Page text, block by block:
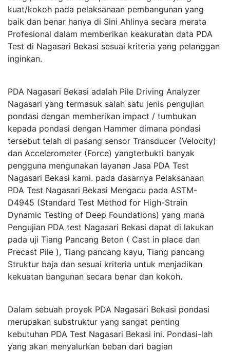
kuat/kokoh pada pelaksanaan pembangunan yang
baik dan benar hanya di Sini Ahlinya secara merata
Profesional dalam memberikan keakuratan data PDA
Test di Nagasari Bekasi sesuai kriteria yang pelanggan
inginkan.
PDA Nagasari Bekasi adalah Pile Driving Analyzer
Nagasari yang termasuk salah satu jenis pengujian
pondasi dengan memberikan impact / tumbukan
kepada pondasi dengan Hammer dimana pondasi
tersebut telah di pasang sensor Transducer (Velocity)
dan Accelerometer (Force) yangterbukti banyak
pengguna mengunakan layanan Jasa PDA Test
Nagasari Bekasi kami. pada dasarnya Pelaksanaan
PDA Test Nagasari Bekasi Mengacu pada ASTM-
D4945 (Standard Test Method for High-Strain
Dynamic Testing of Deep Foundations) yang mana
Pengujian PDA test Nagasari Bekasi dapat di lakukan
pada uji Tiang Pancang Beton ( Cast in place dan
Precast Pile ), Tiang pancang kayu, Tiang pancang
Struktur baja dan sesuai kriteria untuk menjadikan
kekuatan bangunan secara benar dan kokoh.
Dalam sebuah proyek PDA Nagasari Bekasi pondasi
merupakan substruktur yang sangat penting
kebutuhan PDA Test Nagasari Bekasi ini. Pondasi-lah
yang akan menyalurkan beban dari bagian